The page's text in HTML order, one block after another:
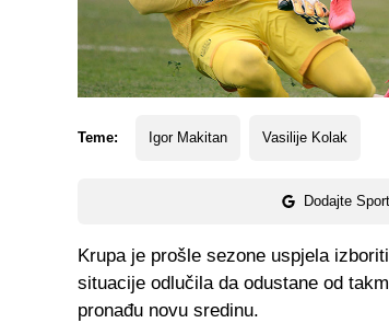
Teme: Igor Makitan Vasilije Kolak
Dodajte
Krupa je prošle sezone uspjela
situacije odlučila da odustane od
pronađu novu sredinu.